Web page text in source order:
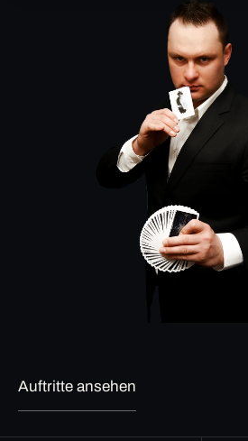
Auftritte ansehen